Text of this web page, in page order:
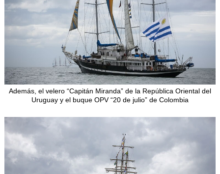
Además, el velero “Capitán Miranda” de la República Oriental del
Uruguay y el buque OPV “20 de julio” de Colombia